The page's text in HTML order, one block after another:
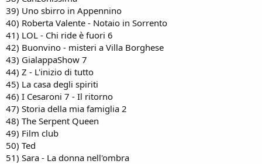
39) Uno sbirro in Appennino
40) Roberta Valente - Notaio in Sorrento
41) LOL - Chi ride è fuori 6
42) Buonvino - misteri a Villa Borghese
43) GialappaShow 7
44) Z - L'inizio di tutto
45) La casa degli spiriti
46) I Cesaroni 7 - Il ritorno
47) Storia della mia famiglia 2
48) The Serpent Queen
49) Film club
50) Ted
51) Sara - La donna nell'ombra